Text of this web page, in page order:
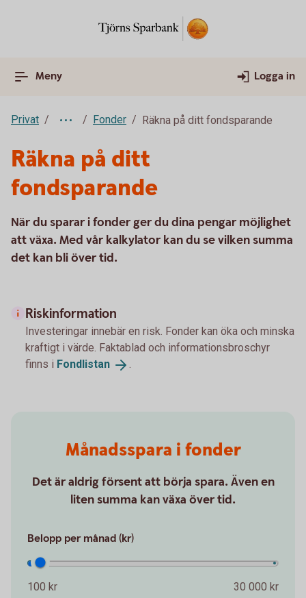
Meny Logga in
Privat Fonder Räkna på ditt fondsparande
Räkna på ditt
fondsparande
När du sparar i fonder ger du dina pengar möjlighet
att växa. Med vår kalkylator kan du se vilken summa
det kan bli över tid.
Riskinformation
Investeringar innebär en risk. Fonder kan öka och minska
kraftigt i värde. Faktablad och informationsbroschyr
finns i Fondlistan .
Månadsspara i fonder
Det är aldrig försent att börja spara. Även en
liten summa kan växa över tid.
Belopp per månad (kr)
100 kr 30 000 kr